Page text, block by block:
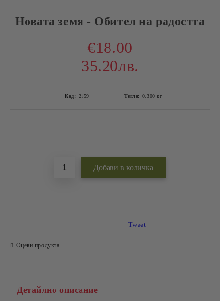
Новата земя - Обител на радостта
€18.00
35.20лв.
Код: 2159 Тегло: 0.300 кг
Оцени продукта
Tweet
Детайлно описание